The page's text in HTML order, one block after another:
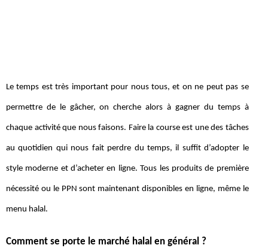
Le temps est très important pour nous tous, et on ne peut pas se
permettre de le gâcher, on cherche alors à gagner du temps à
chaque activité que nous faisons. Faire la course est une des tâches
au quotidien qui nous fait perdre du temps, il suffit d’adopter le
style moderne et d’acheter en ligne. Tous les produits de première
nécessité ou le PPN sont maintenant disponibles en ligne, même le
menu halal.
Comment se porte le marché halal en général ?